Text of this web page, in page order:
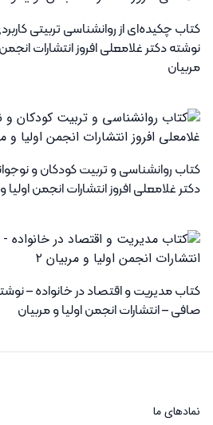
کتاب چکیده‌ای از روانشناسی تربیتی
نوشته دکتر غلامعلی افروز انتشارات انجمن
مربیان
کتاب روانشناسی و تربیت کودکان و
دکتر غلامعلی افروز انتشارات انجمن اولیا
کتاب مدیریت و اقتصاد در خانواده –
صافی – انتشارات انجمن اولیا و مربیان
نماد‌های ما